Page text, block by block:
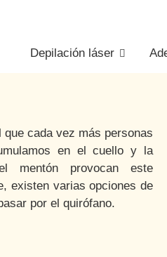
Depilación láser
cada vez más personas
en el cuello y la
mentón provocan este
existen varias opciones de
por el quirófano.